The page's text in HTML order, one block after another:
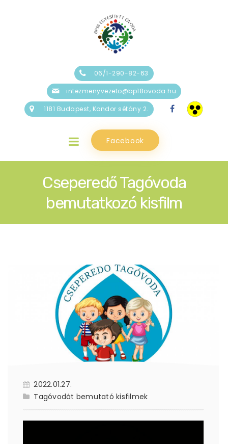
06/1-290-82-63
intezmenyvezeto@bp18ovoda.hu
1181 Budapest, Kondor sétány 2.
Facebook
Cseperedő Tagóvoda
bemutatkozó kisfilm
2022.01.27.
Tagóvodát bemutató kisfilmek